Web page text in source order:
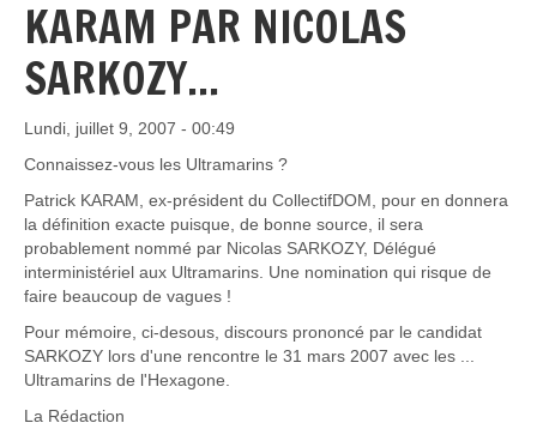
KARAM PAR NICOLAS
SARKOZY...
Lundi, juillet 9, 2007 - 00:49
Connaissez-vous les Ultramarins ?
Patrick KARAM, ex-président du CollectifDOM, pour en donnera
la définition exacte puisque, de bonne source, il sera
probablement nommé par Nicolas SARKOZY, Délégué
interministériel aux Ultramarins. Une nomination qui risque de
faire beaucoup de vagues !
Pour mémoire, ci-desous, discours prononcé par le candidat
SARKOZY lors d'une rencontre le 31 mars 2007 avec les ...
Ultramarins de l'Hexagone.
La Rédaction